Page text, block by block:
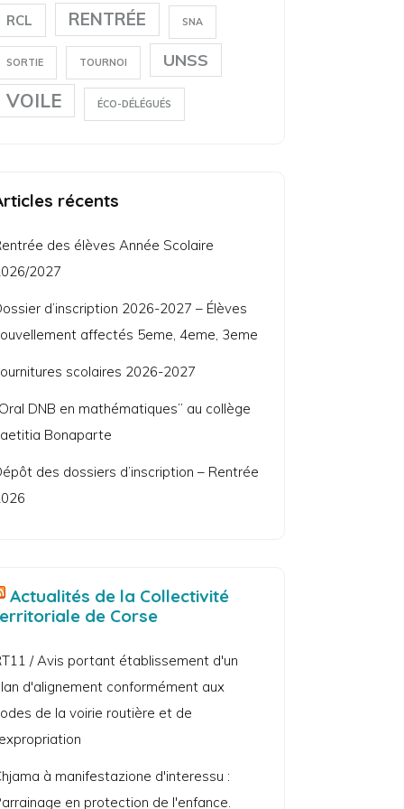
RCL RENTRÉE SNA
SORTIE TOURNOI UNSS
VOILE ÉCO-DÉLÉGUÉS
récents
des élèves Année Scolaire
2027
d’inscription 2026-2027 – Élèves
affectés 5eme, 4eme, 3eme
scolaires 2026-2027
DNB en mathématiques” au collège
Bonaparte
des dossiers d’inscription – Rentrée
Actualités de la Collectivité
de Corse
/ Avis portant établissement d'un
d'alignement conformément aux
de la voirie routière et de
à manifestazione d'interessu :
en protection de l'enfance.